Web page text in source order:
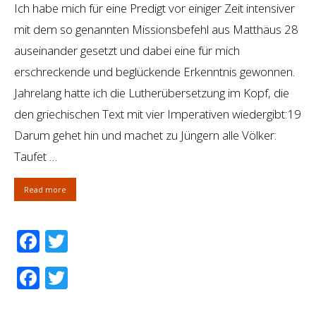
Ich habe mich für eine Predigt vor einiger Zeit intensiver
mit dem so genannten Missionsbefehl aus Matthäus 28
auseinander gesetzt und dabei eine für mich
erschreckende und beglückende Erkenntnis gewonnen.
Jahrelang hatte ich die Lutherübersetzung im Kopf, die
den griechischen Text mit vier Imperativen wiedergibt:19
Darum gehet hin und machet zu Jüngern alle Völker:
Taufet …
Read more
Facebook
Facebook